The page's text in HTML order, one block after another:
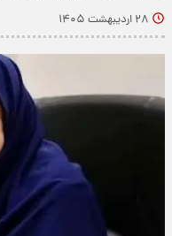
۲۸ اردیبهشت ۱۴۰۵